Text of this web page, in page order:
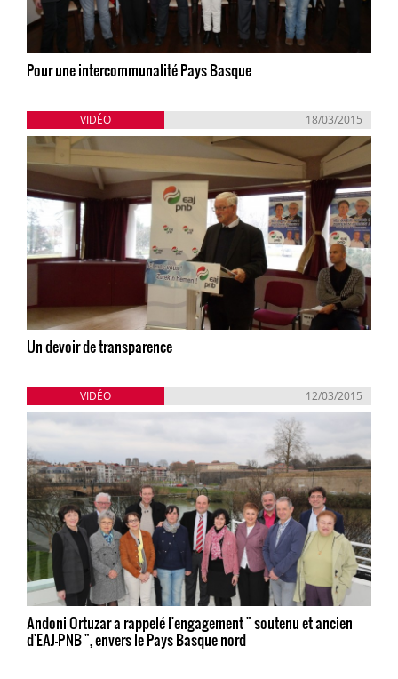
Pour une intercommunalité Pays Basque
VIDÉO 18/03/2015
Un devoir de transparence
VIDÉO 12/03/2015
Andoni Ortuzar a rappelé l'engagement " soutenu et ancien
d'EAJ-PNB ", envers le Pays Basque nord